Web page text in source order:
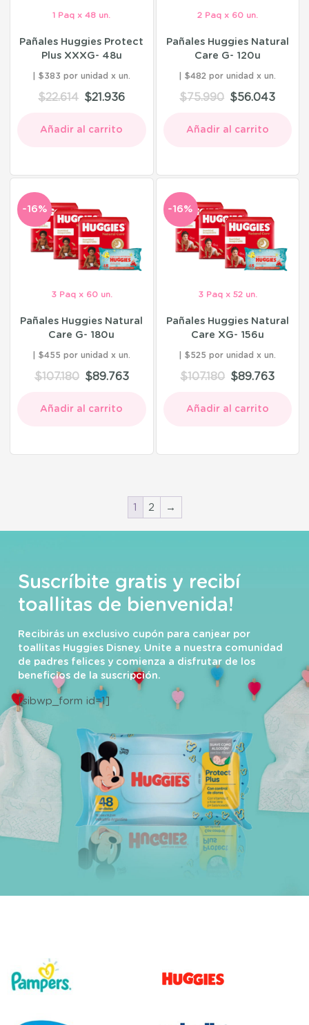
1 Paq x 48 un.
Pañales Huggies Protect
Plus XXXG- 48u
$383 por unidad
$22.614 $21.936
Añadir al carrito
2 Paq x 60 un.
Pañales Huggies Natural
Care G- 120u
$482 por unidad
$75.990 $56.043
Añadir al carrito
-16%
3 Paq x 60 un.
Pañales Huggies Natural
Care G- 180u
$455 por unidad
$107.180 $89.763
Añadir al carrito
-16%
3 Paq x 52 un.
Pañales Huggies Natural
Care XG- 156u
$525 por unidad
$107.180 $89.763
Añadir al carrito
1 2 →
Suscríbite gratis y recibí
toallitas de bienvenida!
Recibirás un exclusivo cupón para canjear por
toallitas Huggies Disney. Unite a nuestra comunidad
de padres felices y comienza a disfrutar de los
beneficios de la suscripción.
[sibwp_form id=1]